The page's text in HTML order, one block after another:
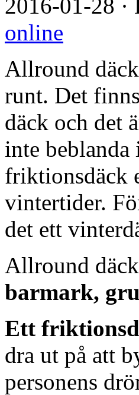
2016-01-28 ·
online
Allround däck
runt. Det
däck och det
inte
friktionsdäck
vintertider.
det ett
Allround
barmark,
Ett
dra ut på att
personens